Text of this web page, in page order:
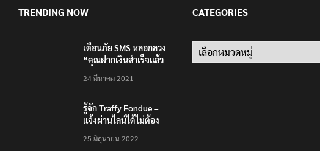
TRENDING NOW
เตือนภัย SMS หลอกลวง
“คุณฝากเงินสำเร็จแล้ว
200,000 บาท”
24 มีนาคม 2021
รู้จัก Traffy Fondue –
แจ้งผ่านไลน์ได้ไม่ต้อง
ทั่วไทย ไม่ใช่แค่ในกรุง
25 มิถุนายน 2022
CATEGORIES
Categories